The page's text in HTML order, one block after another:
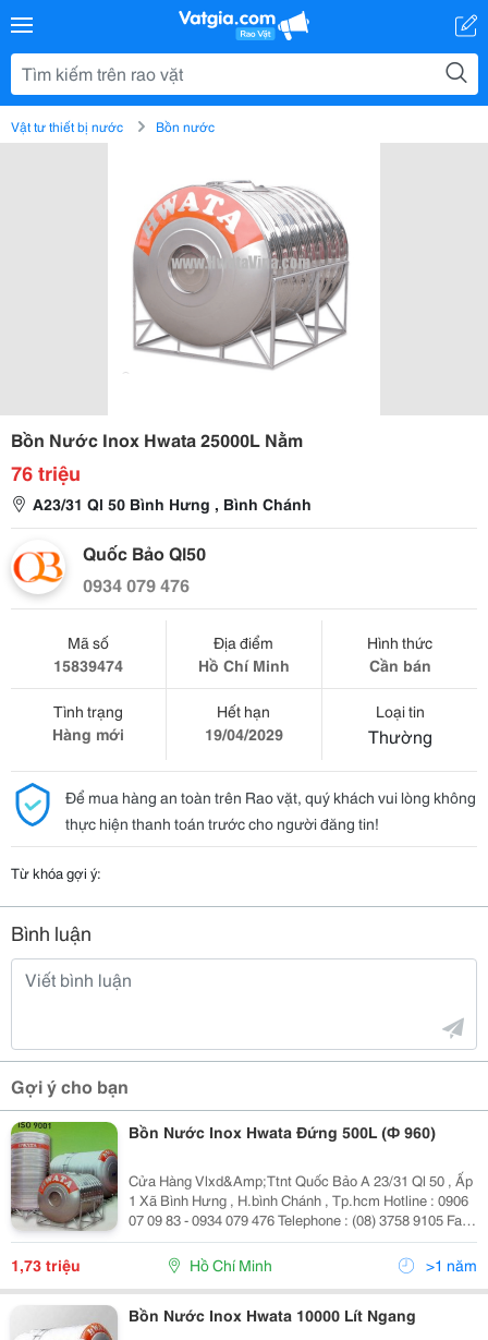
Vật tư thiết bị nước Bồn nước
Bồn Nước Inox Hwata 25000L Nằm
76 triệu
A23/31 Ql 50 Bình Hưng , Bình Chánh
Quốc Bảo Ql50
0934 079 476
Mã số
15839474
Địa điểm
Hồ Chí Minh
Hình thức
Cần bán
Tình trạng
Hàng mới
Hết hạn
19/04/2029
Loại tin
Thường
Để mua hàng an toàn trên Rao vặt, quý khách vui lòng không
thực hiện thanh toán trước cho người đăng tin!
Từ khóa gợi ý:
Bình luận
Gợi ý cho bạn
Bồn Nước Inox Hwata Đứng 500L (Ф 960)
Cửa Hàng Vlxd&Amp;Ttnt Quốc Bảo A 23/31 Ql 50 , Ấp
1 Xã Bình Hưng , H.bình Chánh , Tp.hcm Hotline : 0906
07 09 83 - 0934 079 476 Telephone : (08) 3758 9105 Fax :
(08) 375 89 105 Mail : Quocbao.ttnt@Gmail.com
Website : Http://Vattunh
1,73 triệu Hồ Chí Minh >1 năm
Bồn Nước Inox Hwata 10000 Lít Ngang